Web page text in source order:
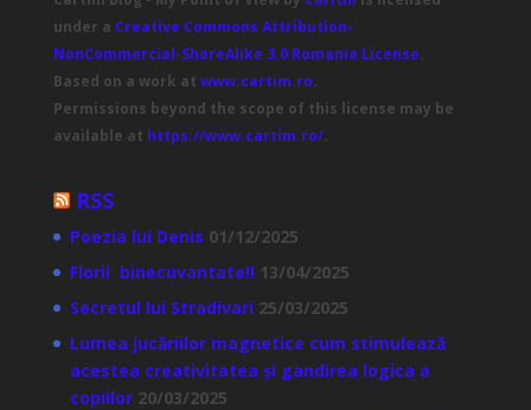
under a Creative Commons Attribution-
NonCommercial-ShareAlike 3.0 Romania License.
Based on a work at www.cartim.ro.
Permissions beyond the scope of this license may be
available at https://www.cartim.ro/.
RSS
Poezia lui Denis 01/12/2025
Florii binecuvantate!! 13/04/2025
Secretul lui Stradivari 25/03/2025
Lumea jucăriilor magnetice cum stimulează
acestea creativitatea și gandirea logica a
copiilor 20/03/2025